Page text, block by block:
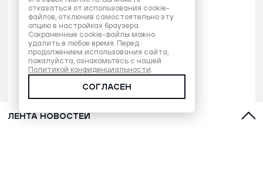
ЛЕНТА НОВОСТЕЙ
отказаться от использования cookie-
файлов, отключив самостоятельно эту
опцию в настройках браузера.
Сохраненные cookie-файлы можно
удалить в любое время. Перед
продолжением использования сайта,
пожалуйста, ознакомьтесь с нашей
Политикой конфиденциальности.
СОГЛАСЕН